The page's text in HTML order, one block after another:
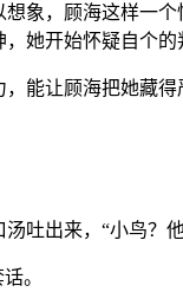
象，顾海这样一
她开始怀疑自个的
能让顾海把她藏
吐出来，“小鸟？
。